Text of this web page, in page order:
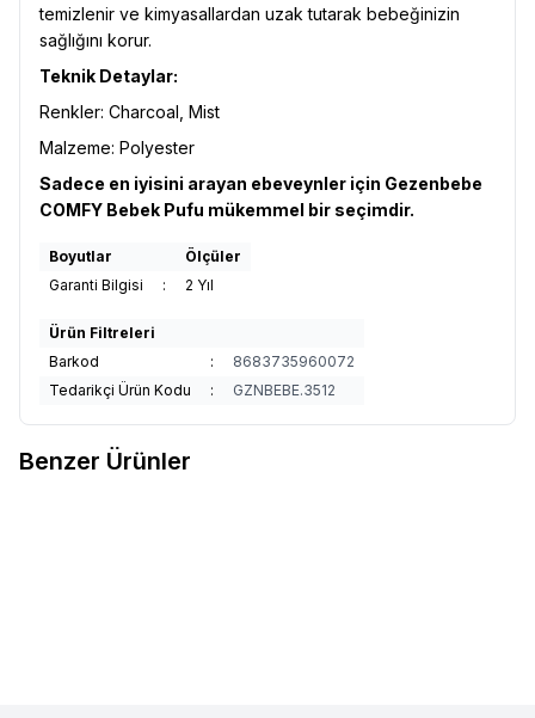
temizlenir ve kimyasallardan uzak tutarak bebeğinizin
sağlığını korur.
Teknik Detaylar:
Renkler: Charcoal, Mist
Malzeme: Polyester
Sadece en iyisini arayan ebeveynler için Gezenbebe
COMFY Bebek Pufu mükemmel bir seçimdir.
Boyutlar
Ölçüler
Garanti Bilgisi
: 2 Yıl
Ürün Filtreleri
Barkod
:
8683735960072
Tedarikçi Ürün Kodu
: GZNBEBE.3512
Benzer Ürünler